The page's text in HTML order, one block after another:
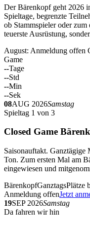
Der Bärenkopf geht 2026
Spieltage, begrenzte
ob Stammspieler oder
teuerste Ausrüstung,
August: Anmeldung offen
Game
--Tage
--Std
--Min
--Sek
08AUG 2026Samstag
Spieltag 1 von 3
Closed Game
Saisonauftakt. Ganztägige
Ton. Zum ersten Mal am
eingewiesen und
BärenkopfGanztagsPlätze
Anmeldung offenJetzt
19SEP 2026Samstag
Da fahren wir hin